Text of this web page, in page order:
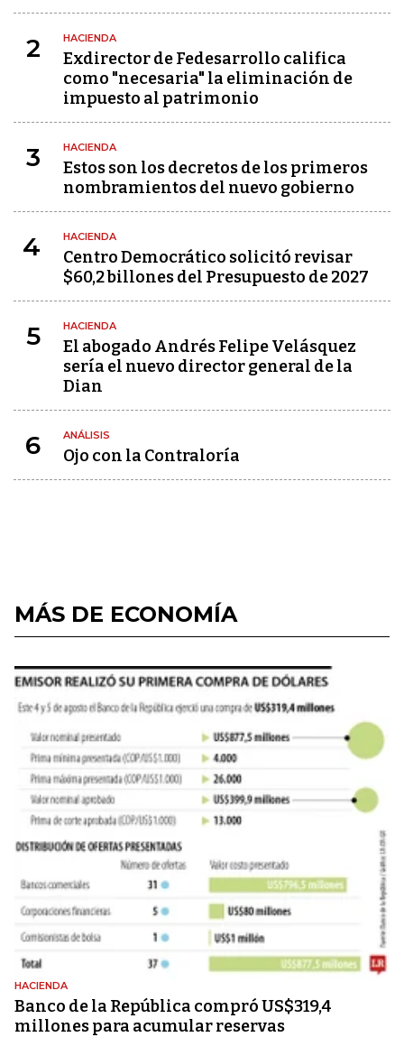
2 HACIENDA
Exdirector de Fedesarrollo califica
como "necesaria" la eliminación de
impuesto al patrimonio
3 HACIENDA
Estos son los decretos de los primeros
nombramientos del nuevo gobierno
4 HACIENDA
Centro Democrático solicitó revisar
$60,2 billones del Presupuesto de 2027
5 HACIENDA
El abogado Andrés Felipe Velásquez
sería el nuevo director general de la
Dian
6 ANÁLISIS
Ojo con la Contraloría
MÁS DE ECONOMÍA
HACIENDA
Banco de la República compró US$319,4
millones para acumular reservas